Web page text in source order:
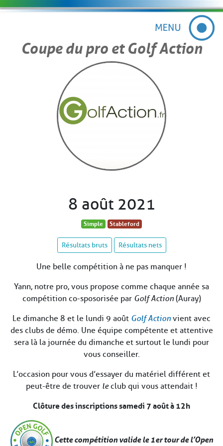
Coupe du pro et Golf Action
8 août 2021
Simple Stableford
Résultats bruts Résultats nets
Une belle compétition à ne pas manquer !
Yann, notre pro, vous propose comme chaque année sa
compétition co-sposorisée par Golf Action (Auray)
Le dimanche 8 et le lundi 9 août Golf Action vient avec
des clubs de démo. Une équipe compétente et attentive
sera là la journée du dimanche et surtout le lundi pour
vous conseiller.
L’occasion pour vous d’essayer du matériel différent et
peut-être de trouver leclub qui vous attendait !
Clôture des inscriptions samedi 7 août à 12h
Cette compétition valide le 1er tour de l’Open